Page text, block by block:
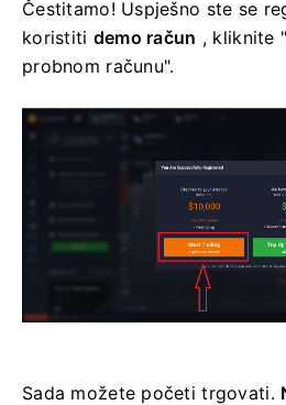
Čestitamo! Uspješno ste se
koristiti demo račun , kliknite
probnom računu".
Sada možete početi trgovati.